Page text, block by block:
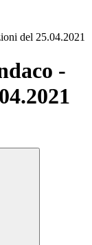
del 25.04.2021
-